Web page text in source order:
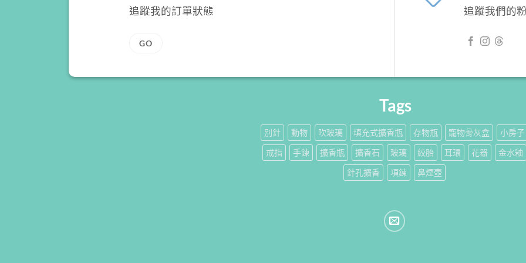
追蹤我的訂單狀態
GO
追蹤我們的
Tags
別針 動物 吹玻璃 填充式擴香瓶 存物瓶 寵物骨灰盒
小房子
戒指
手鍊 擴香瓶 擴香石 玻璃 絞胎 耳環 花器
金水釉
針孔擴香
項鍊 鼻煙壺